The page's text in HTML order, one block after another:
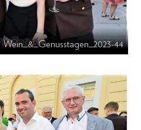
Wein_&_Genusstagen_2023-44